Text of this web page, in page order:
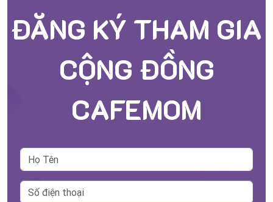
ĐĂNG KÝ THAM GIA
CỘNG ĐỒNG
CAFEMOM